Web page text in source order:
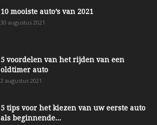
10 mooiste auto’s van 2021
30 augustus 2021
5 voordelen van het rijden van een
oldtimer auto
2 augustus 2021
5 tips voor het kiezen van uw eerste auto
als beginnende...